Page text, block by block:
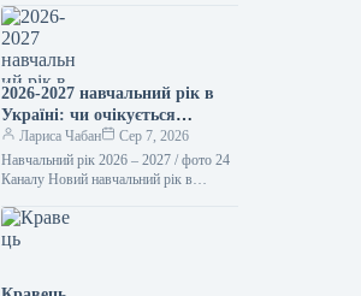
“швачки”. Проте українська…
2026-2027 навчальний рік в
Україні: чи очікується
підвищення заробітної плати
вчителів та стипендій з 1
вересня
Лариса Чабан
Сер 7, 2026
Навчальний рік 2026 – 2027 / фото 24
Каналу Новий навчальний рік в
розпочнеться 1 вересня. З…